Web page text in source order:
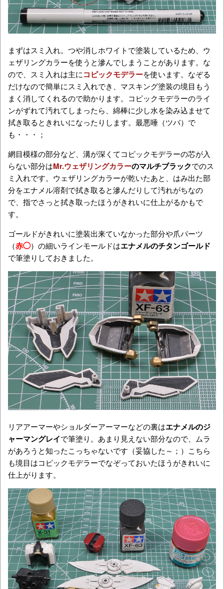
まずはスミ入れ。つや消しホワイトで塗装しているため、ウ
ェザリングカラーを使うと滲んでしまうことがあります。な
ので、スミ入れは主にコピックモデラーを使います。なぞる
だけなので簡単にスミ入れでき、マスキング塗装の境目もう
まく消してくれるので助かります。コピックモデラーのライ
ンがずれて汚れてしまったら、綿棒に少し水を染み込ませて
拭き取るときれいになったりします。最悪唾（ツバ）で
も・・・；
網目模様の部分など、溝が深くてコピックモデラーの芯が入
らない部分はMr.ウェザリングカラーのマルチブラックでのス
ミ入れです。ウェザリングカラーが乾いたあと、はみ出た部
分をエナメル溶剤で拭き取ると滲んだりして汚れがちなの
で、指でさっと拭き取ったほうがきれいに仕上がるかもで
す。
ゴールドがきれいに塗装出来ていなかった部分や爪パーツ
（赤◯）の細いラインモールドはエナメルのチタンゴールド
で筆塗りしておきました。
リアアーマーやショルダーアーマーなどの裏はエナメルのジ
ャーマングレイで筆塗り。あまり見えない部分なので、ムラ
があろうと知ったこっちゃないです（妥協した～；）こちら
も境目はコピックモデラーでなぞっておいたほうがきれいに
仕上がります。